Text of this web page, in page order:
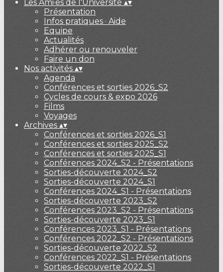
Les Ami·es de l'Université ▴▾
Présentation
Infos pratiques · Aide
Equipe
Actualités
Adhérer ou renouveler
Faire un don
Nos activités ▴▾
Agenda
Conférences et sorties 2026_S2
Cycles de cours & expo 2026
Films
Voyages
Archives ▴▾
Conférences et sorties 2026_S1
Conférences et sorties 2025_S2
Conférences et sorties 2025_S1
Conférences 2024_S2 - Présentations
Sorties-découverte 2024_S2
Sorties-découverte 2024_S1
Conférences 2024_S1 - Présentations
Sorties-découverte 2023_S2
Conférences 2023_S2 - Présentations
Sorties-découverte 2023_S1
Conférences 2023_S1 - Présentations
Conférences 2022_S2 - Présentations
Sorties-découverte 2022_S2
Conférences 2022_S1 - Présentations
Sorties-découverte 2022_S1